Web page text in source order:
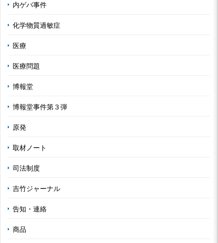
内ゲバ事件
化学物質過敏症
医療
医療問題
博報堂
博報堂事件第３弾
原発
取材ノート
司法制度
吉竹ジャーナル
告知・連絡
商品